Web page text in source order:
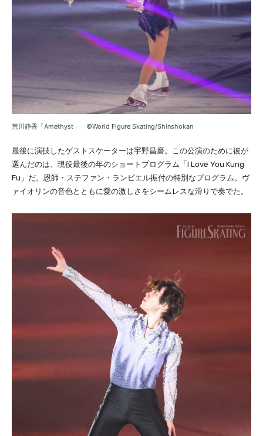
荒川静香「Amethyst」 ©World Figure Skating/Shinshokan
最後に演技したゲストスケーターは宇野昌磨。この公演のために彼が
選んだのは、現役最後の年のショートプログラム「I Love You Kung
Fu」だ。恩師・ステファン・ランビエル振付の特別なプログラム。ヴ
ァイオリンの音色とともに愛の激しさをシームレスな滑りで奏でた。